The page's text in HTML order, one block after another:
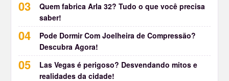
Quem fabrica Arla 32? Tudo o que você precisa
saber!
Pode Dormir Com Joelheira de Compressão?
Descubra Agora!
Las Vegas é perigoso? Desvendando mitos e
realidades da cidade!